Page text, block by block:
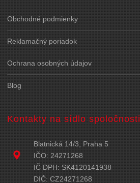
Obchodné podmienky
Reklamačný poriadok
Ochrana osobných údajov
Blog
Kontakty na sídlo spoločnosti
Blatnická 14/3, Praha 5
IČO: 24271268
IČ DPH: SK4120141938
DIČ: CZ24271268